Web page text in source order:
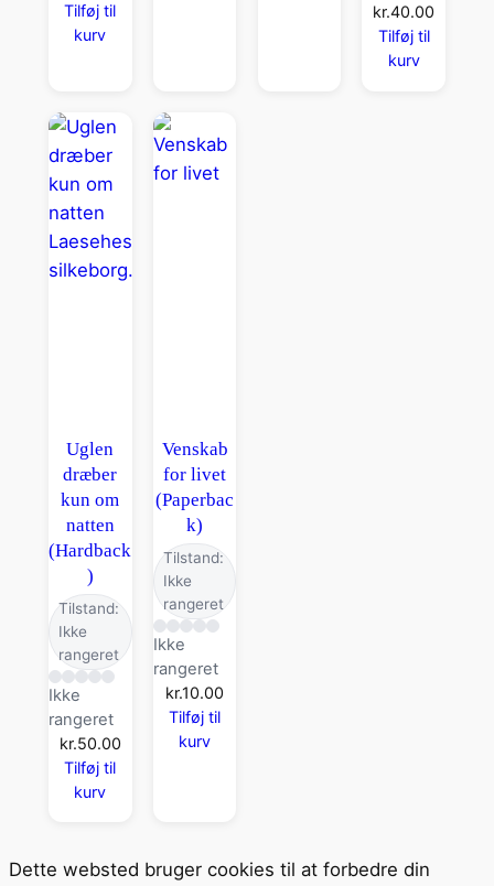
Tilføj til
kurv
kr.40.00
Tilføj til
kurv
Uglen
dræber
kun om
natten
(Hardback
)
Tilstand:
Ikke
rangeret
Ikke
rangeret
kr.50.00
Tilføj til
kurv
Venskab
for livet
(Paperbac
k)
Tilstand:
Ikke
rangeret
Ikke
rangeret
kr.10.00
Tilføj til
kurv
Dette websted bruger cookies til at forbedre din